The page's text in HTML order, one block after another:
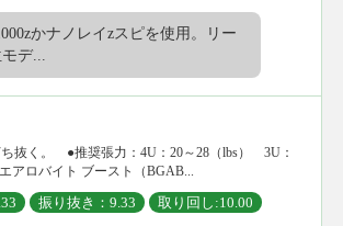
かナノレイzスピを使用。リー
デ...
抜く。 ●推奨張力：4U：20～28（lbs） 3U：
ロバイト ブースト（BGAB...
振り抜き：9.33 取り回し:10.00